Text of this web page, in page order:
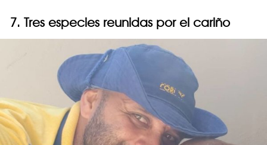
7. Tres especies reunidas por el cariño